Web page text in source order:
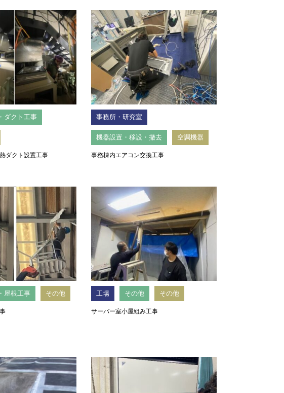
ダクト工事
ダクト設置工事
事務所・研究室
機器設置・移設・撤去 空調機器
事務棟内エアコン交換工事
屋根工事 その他 工場 その他 その他
サーバー室小屋組み工事